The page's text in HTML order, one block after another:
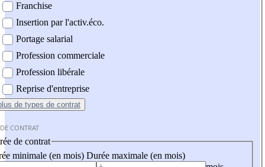
Franchise
Insertion par l'activ.éco.
Portage salarial
Profession commerciale
Profession libérale
Reprise d'entreprise
de types de contrat
CONTRAT
de contrat
minimale (en mois) Durée maximale (en mois)